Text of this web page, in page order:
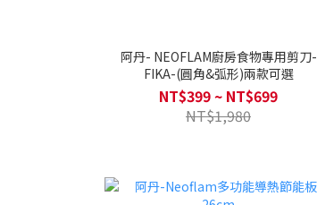
阿丹- NEOFLAM廚房食物專用剪刀-
FIKA-(圓角&弧形)兩款可選
NT$399 ~ NT$699
NT$1,980